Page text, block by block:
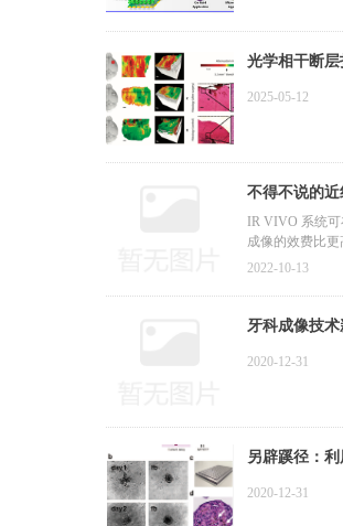
光学相干断
2025-05-12
不得不说的
IR VIVO 系统
成像的效费比
2022-10-13
牙科成像技
2020-12-31
另辟蹊径：
2020-12-31